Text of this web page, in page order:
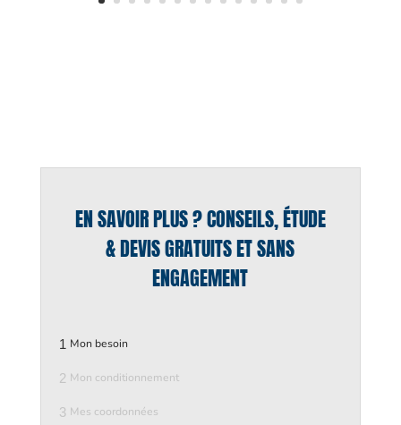
EN SAVOIR PLUS ? CONSEILS, ÉTUDE
& DEVIS GRATUITS ET SANS
ENGAGEMENT
1 Mon besoin
2 Mon conditionnement
3 Mes coordonnées